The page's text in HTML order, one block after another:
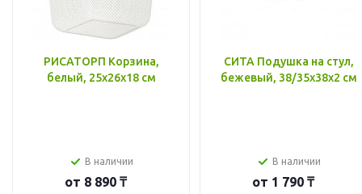
РИСАТОРП Корзина,
белый, 25x26x18 см
В наличии
от 8 890 ₸
СИТА Подушка на стул,
бежевый, 38/35x38x2 см
В наличии
от 1 790 ₸